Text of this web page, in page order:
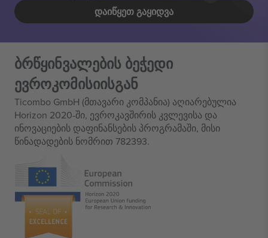
ᲓᲐᲘᲬᲧᲔᲗ ᲒᲐᲧᲘᲓᲕᲐ
ბრწყინვალების ბეჭედი
ევროკომისიისგან
Ticombo GmbH (მთავარი კომპანია) აღიარებულია
Horizon 2020-ში, ევროკავშირის კვლევისა და
ინოვაციების დაფინანსების პროგრამაში, მისი
წინადადების ნომრით 782393.